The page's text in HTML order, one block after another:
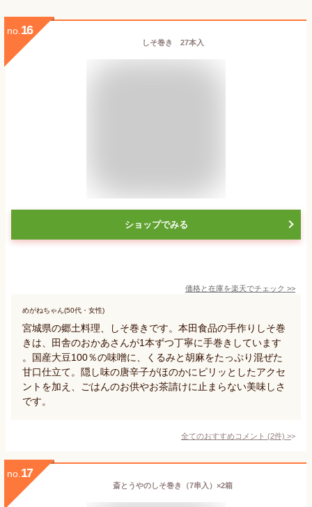
no. 16
しそ巻き 27本入
ショップでみる
価格と在庫を楽天でチェック >>
めがねちゃん(50代・女性)
宮城県の郷土料理、しそ巻きです。本田食品の手作りしそ巻
きは、田舎のおかあさんが1本ずつ丁寧に手巻きしています
。国産大豆100％の味噌に、くるみと胡麻をたっぷり混ぜた
甘口仕立て。隠し味の唐辛子がほのかにピリッとしたアクセ
ントを加え、ごはんのお供やお茶請けに止まらない美味しさ
です。
全てのおすすめコメント (2件) >
no. 17
斎とうやのしそ巻き（7串入）×2箱